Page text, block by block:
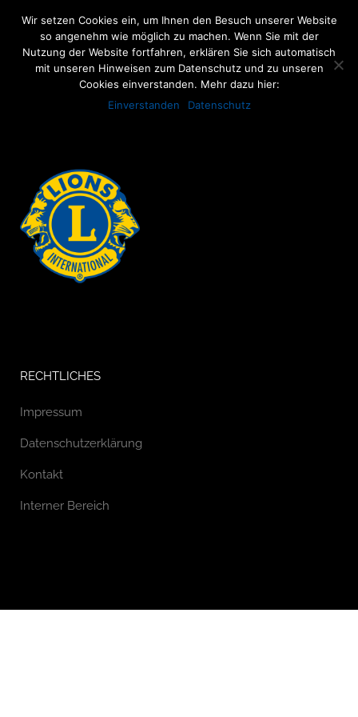
ARCHIVE
No posts were found.
RECHTLICHES
Impressum
Datenschutzerklärung
Kontakt
Interner Bereich
Wir setzen Cookies ein, um Ihnen den Besuch unserer Website
so angenehm wie möglich zu machen. Wenn Sie mit der
Nutzung der Website fortfahren, erklären Sie sich automatisch
mit unseren Hinweisen zum Datenschutz und zu unseren
Cookies einverstanden. Mehr dazu hier:
Einverstanden
Datenschutz